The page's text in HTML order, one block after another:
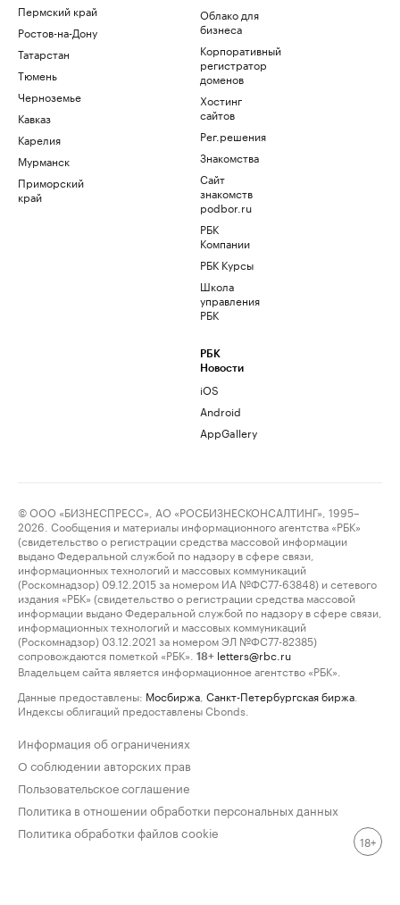
Пермский край
Ростов-на-Дону
Татарстан
Тюмень
Черноземье
Кавказ
Карелия
Мурманск
Приморский
край
Облако для
бизнеса
Корпоративный
регистратор
доменов
Хостинг
сайтов
Рег.решения
Знакомства
Сайт
знакомств
podbor.ru
РБК
Компании
РБК Курсы
Школа
управления
РБК
РБК
Новости
iOS
Android
AppGallery
© ООО «БИЗНЕСПРЕСС», АО «РОСБИЗНЕСКОНСАЛТИНГ», 1995–
2026. Сообщения и материалы информационного агентства «РБК»
(свидетельство о регистрации средства массовой информации
выдано Федеральной службой по надзору в сфере связи,
информационных технологий и массовых коммуникаций
(Роскомнадзор) 09.12.2015 за номером ИА №ФС77-63848) и сетевого
издания «РБК» (свидетельство о регистрации средства массовой
информации выдано Федеральной службой по надзору в сфере связи,
информационных технологий и массовых коммуникаций
(Роскомнадзор) 03.12.2021 за номером ЭЛ №ФС77-82385)
сопровождаются пометкой «РБК».
18+ letters@rbc.ru
Владельцем сайта является информационное агентство «РБК».
Данные предоставлены: Мосбиржа Санкт-Петербургская биржа
Индексы облигаций предоставлены Cbonds.
Информация об ограничениях
О соблюдении авторских прав
Пользовательское соглашение
Политика в отношении обработки персональных данных
Политика обработки файлов cookie
18+